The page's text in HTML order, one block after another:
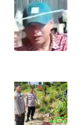
WN
BANTEN
WN
KEPRI